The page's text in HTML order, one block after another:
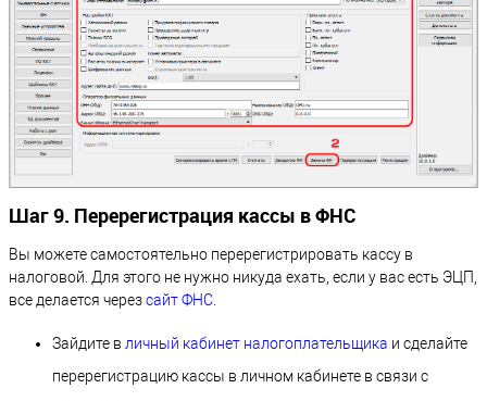
Шаг 9. Перерегистрация кассы в ФНС
Вы можете самостоятельно перерегистрировать кассу в
налоговой. Для этого не нужно никуда ехать, если у вас есть ЭЦП,
все делается черезсайт ФНС.
Зайдите в личный кабинет налогоплательщика и сделайте
перерегистрацию кассы в личном кабинете в связи с